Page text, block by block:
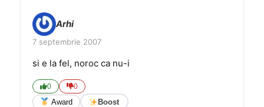
Arhi
7 septembrie 2007
si e la fel, noroc ca nu-i
0 0
Award Boost